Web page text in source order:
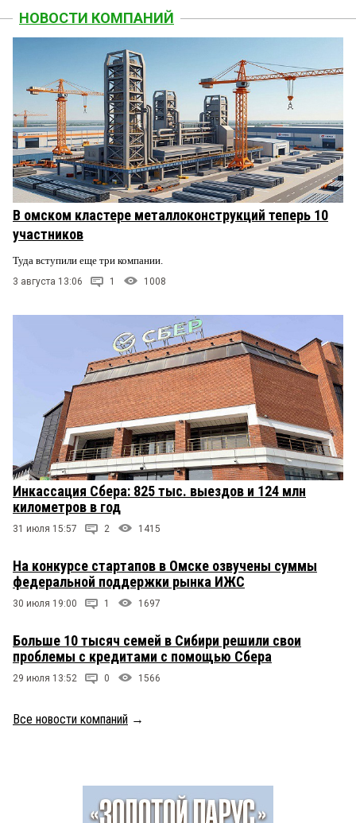
НОВОСТИ КОМПАНИЙ
В омском кластере металлоконструкций теперь 10
участников
Туда вступили еще три компании.
3 августа 13:06 1 1008
Инкассация Сбера: 825 тыс. выездов и 124 млн
километров в год
31 июля 15:57 2 1415
На конкурсе стартапов в Омске озвучены суммы
федеральной поддержки рынка ИЖС
30 июля 19:00 1 1697
Больше 10 тысяч семей в Сибири решили свои
проблемы с кредитами с помощью Сбера
29 июля 13:52 0 1566
Все новости компаний →